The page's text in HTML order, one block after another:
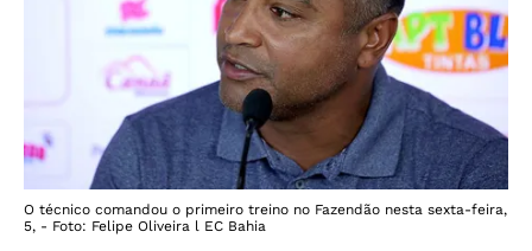
O técnico comandou o primeiro treino no Fazendão nesta sexta-feira,
5, - Foto: Felipe Oliveira l EC Bahia